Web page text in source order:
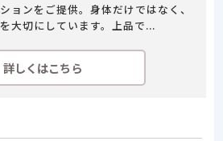
ョンをご提供。身体だけではなく、
大切にしています。上品で...
詳しくはこちら